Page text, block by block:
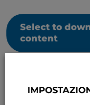
Select to
content